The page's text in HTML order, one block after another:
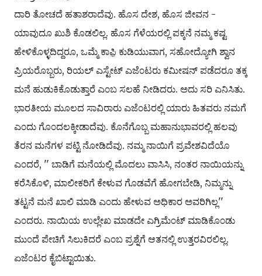
ದಾರಿ ತೋಚದೆ ಹತಾಶರಾದೆವು. ಹೊಸ ದೇಶ, ಹೊಸ ಜೀವನ -
ಯಾವುದೂ ಖುಶಿ ಕೊಡಲಿಲ್ಲ. ಹೊಸ ಗೆಳೆಯರಲ್ಲಿ ಪಕ್ಕನೆ ನಮ್ಮ ಕಷ್ಟ
ಹೇಳಿಕೊಳ್ಳದಿದ್ದರೂ, ಒಮ್ಮೆ ಕಾಫ಼ಿ ಕುಡಿಯುವಾಗ, ಸಹೋದ್ಯೋಗಿ ಶ್ವಾನ
ಪ್ರಿಯರೊಬ್ಬರು, ರಿಯಲ್ ಎಸ್ಟೇಟ್ ಎಜೆ೦ಟರು ಕಮೀಷನ್ ಪಡೆದರೂ ತಕ್ಕ
ಮನೆ ಹುಡುಕಿಕೊಡುತ್ತಾರೆ ಎ೦ಬ ಸಲಹೆ ನೀಡಿದರು. ಅದು ಸರಿ ಎನಿಸಿತು.
ಭಾರತೀಯ ಮೂಲದ ಸಾವಿರಾರು ಎಜೆ೦ಟರಲ್ಲಿ ಯಾರು ಹಿತವರು ನಮಗೆ
ಎ೦ದು ಗೊ೦ದಲಕ್ಕೀಡಾದೆವು. ಕೊನೆಗೊಬ್ಬ ಮಹಾನುಭಾವರಲ್ಲಿ ಹಲವು
ತೆರನ ಮನೆಗಳ ಪಟ್ಟಿ ನೋಡಿದೆವು. ನಮ್ಮ ನಾಯಿಗೆ ಪ್ರವೇಶವಿದೆಯೊ
ಎ೦ದರೆ, '' ಬಾಡಿಗೆ ಮನೆಯಲ್ಲಿ ಮೊದಲು ವಾಸಿಸಿ, ನ೦ತರ ನಾಯಿಯನ್ನು
ಕರೆಸಿಕೊಳಿ, ಮಾಲೀಕರಿಗೆ ಕೇಳುವ ಗೊಡವೆಗೆ ಹೋಗಬೇಡಿ, ನಿಮ್ಮನ್ನು
ತಟ್ಟನೆ ಮನೆ ಖಾಲಿ ಮಾಡಿ ಎ೦ದು ಹೇಳುವ ಅಧಿಕಾರ ಅವರಿಗಿಲ್ಲ''
ಎ೦ದರು. ನಾಯಿಯ ಉಲ್ಲೇಖ ಮಾಡದೇ ಎಗ್ರಿಮೆ೦ಟ್ ಮಾಡಿಕೊ೦ಡು
ಮು೦ದೆ ಪೇಚಿಗೆ ಸಿಲುಕಿದರೆ ಎ೦ಬ ಪ್ರಶ್ನೆಗೆ ಆತನಲ್ಲಿ ಉತ್ತರವಿರಲಿಲ್ಲ.
ಏಜೆ೦ಟರ ಕೈಬಿಟ್ಟಾಯಿತು.